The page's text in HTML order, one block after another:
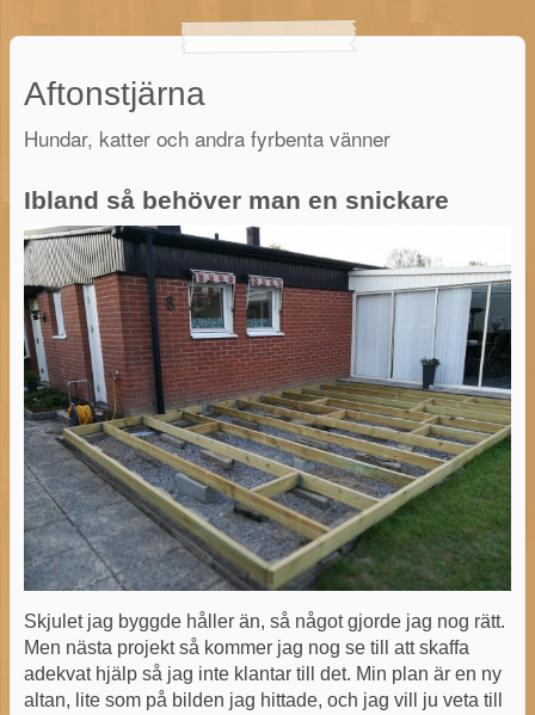
Aftonstjärna
Hundar, katter och andra fyrbenta vänner
Ibland så behöver man en snickare
Skjulet jag byggde håller än, så något gjorde jag nog rätt.
Men nästa projekt så kommer jag nog se till att skaffa
adekvat hjälp så jag inte klantar till det. Min plan är en ny
altan, lite som på bilden jag hittade, och jag vill ju veta till